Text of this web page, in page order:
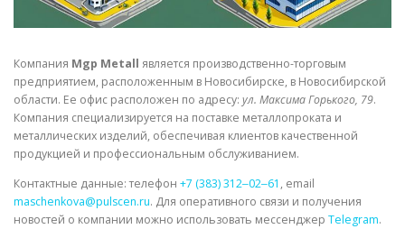
Компания Mgp Metall является производственно-торговым
предприятием, расположенным в Новосибирске, в Новосибирской
области. Ее офис расположен по адресу: ул. Максима Горького, 79.
Компания специализируется на поставке металлопроката и
металлических изделий, обеспечивая клиентов качественной
продукцией и профессиональным обслуживанием.
Контактные данные: телефон +7 (383) 312‒02‒61 , email
maschenkova@pulscen.ru. Для оперативного связи и получения
новостей о компании можно использовать мессенджер Telegram.